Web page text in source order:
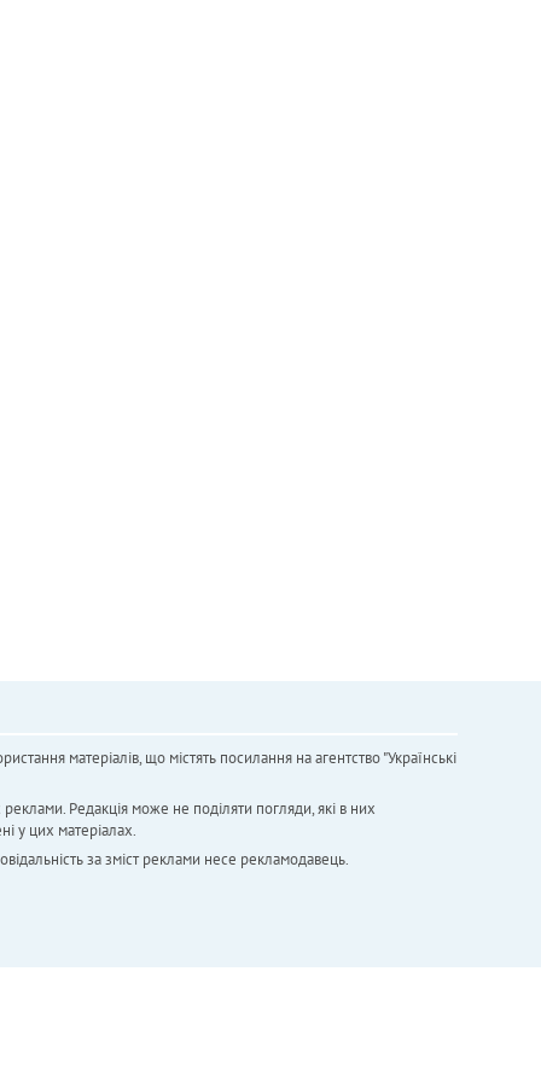
матеріалів, що містять посилання на агентство "Українськi
Редакція може не поділяти погляди, які в них
у цих матеріалах.
за зміст реклами несе рекламодавець.